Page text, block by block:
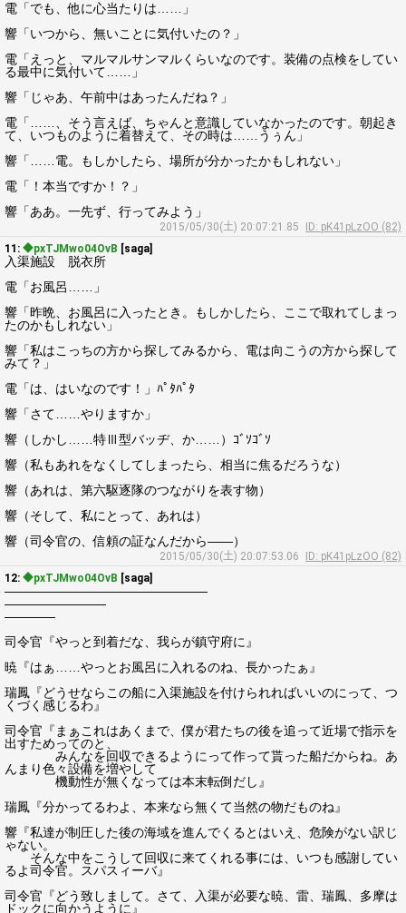
電「でも、他に心当たりは……」
響「いつから、無いことに気付いたの？」
電「えっと、マルマルサンマルくらいなのです。装備の点検をしてい
る最中に気付いて……」
響「じゃあ、午前中はあったんだね？」
電「……、そう言えば、ちゃんと意識していなかったのです。朝起き
て、いつものように着替えて、その時は……うぅん」
響「……電。もしかしたら、場所が分かったかもしれない」
電「！本当ですか！？」
響「ああ。一先ず、行ってみよう」
2015/05/30(土) 20:07:21.85
ID: pK41pLzOO (82)
11: ◆pxTJMwo04OvB [saga]
入渠施設 脱衣所
電「お風呂……」
響「昨晩、お風呂に入ったとき。もしかしたら、ここで取れてしまっ
たのかもしれない」
響「私はこっちの方から探してみるから、電は向こうの方から探して
みて？」
電「は、はいなのです！」ﾊﾟﾀﾊﾟﾀ
響「さて……やりますか」
響（しかし……特Ⅲ型バッヂ、か……）ｺﾞｿｺﾞｿ
響（私もあれをなくしてしまったら、相当に焦るだろうな）
響（あれは、第六駆逐隊のつながりを表す物）
響（そして、私にとって、あれは）
響（司令官の、信頼の証なんだから――）
2015/05/30(土) 20:07:53.06
ID: pK41pLzOO (82)
12: ◆pxTJMwo04OvB [saga]
――――――――――――――――
――――――――
――――
司令官『やっと到着だな、我らが鎮守府に』
暁『はぁ……やっとお風呂に入れるのね、長かったぁ』
瑞鳳『どうせならこの船に入渠施設を付けられればいいのにって、つ
くづく感じるわ』
司令官『まぁこれはあくまで、僕が君たちの後を追って近場で指示を
出すためってのと、
みんなを回収できるようにって作って貰った船だからね。あ
んまり色々設備を増やして
機動性が無くなっては本末転倒だし』
瑞鳳『分かってるわよ、本来なら無くて当然の物だものね』
響『私達が制圧した後の海域を進んでくるとはいえ、危険がない訳じ
ゃない。
そんな中をこうして回収に来てくれる事には、いつも感謝してい
るよ司令官。スパスィーバ』
司令官『どう致しまして。さて、入渠が必要な暁、雷、瑞鳳、多摩は
ドックに向かうように』